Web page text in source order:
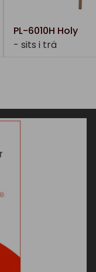
PL-6010H Holy
- sits i trä